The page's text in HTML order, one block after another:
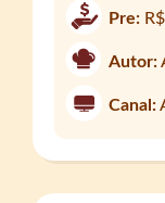
Pre:
Autor:
Canal: